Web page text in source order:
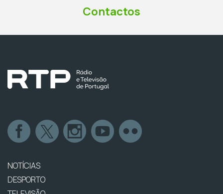
Contactos
NOTÍCIAS
DESPORTO